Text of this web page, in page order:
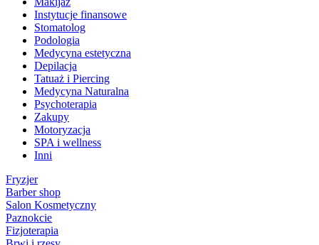
Instytucje finansowe
Stomatolog
Podologia
Medycyna estetyczna
Depilacja
Tatuaż i Piercing
Medycyna Naturalna
Psychoterapia
Zakupy
Motoryzacja
SPA i wellness
Inni
Fryzjer
Barber shop
Salon Kosmetyczny
Paznokcie
Fizjoterapia